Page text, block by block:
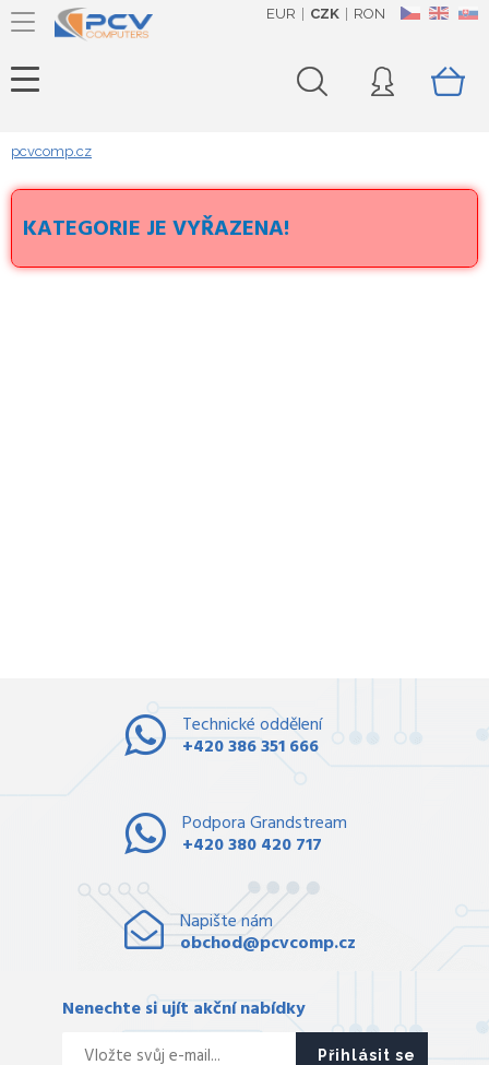
CZ EN SK
EUR CZK RON
pcvcomp.cz
KATEGORIE JE VYŘAZENA!
Technické oddělení
+420 386 351 666
Podpora Grandstream
+420 380 420 717
Napište nám
obchod@pcvcomp.cz
Nenechte si ujít akční nabídky
Přihlásit se